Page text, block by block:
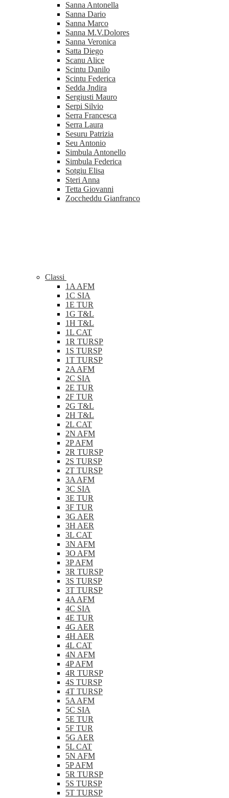
Sanna Antonella
Sanna Dario
Sanna Marco
Sanna M.V.Dolores
Sanna Veronica
Satta Diego
Scanu Alice
Scintu Danilo
Scintu Federica
Sedda Jndira
Sergiusti Mauro
Serpi Silvio
Serra Francesca
Serra Laura
Sesuru Patrizia
Seu Antonio
Simbula Antonello
Simbula Federica
Sotgiu Elisa
Steri Anna
Tetta Giovanni
Zoccheddu Gianfranco
Classi
1A AFM
1C SIA
1E TUR
1G T&L
1H T&L
1L CAT
1R TURSP
1S TURSP
1T TURSP
2A AFM
2C SIA
2E TUR
2F TUR
2G T&L
2H T&L
2L CAT
2N AFM
2P AFM
2R TURSP
2S TURSP
2T TURSP
3A AFM
3C SIA
3E TUR
3F TUR
3G AER
3H AER
3L CAT
3N AFM
3O AFM
3P AFM
3R TURSP
3S TURSP
3T TURSP
4A AFM
4C SIA
4E TUR
4G AER
4H AER
4L CAT
4N AFM
4P AFM
4R TURSP
4S TURSP
4T TURSP
5A AFM
5C SIA
5E TUR
5F TUR
5G AER
5L CAT
5N AFM
5P AFM
5R TURSP
5S TURSP
5T TURSP